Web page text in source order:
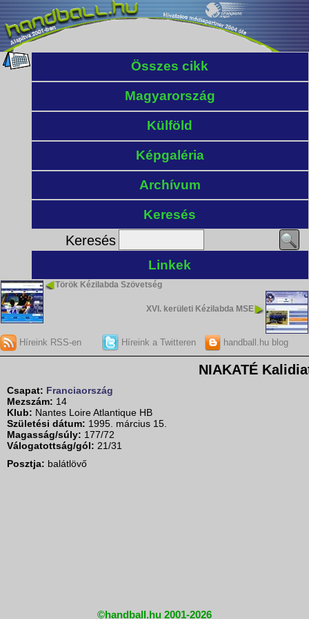
Összes cikk
Magyarország
Külföld
Képgaléria
Archívum
Keresés
Keresés
Linkek
Török Kézilabda Szövetség
XVI. kerületi Kézilabda MSE
Híreink RSS-en Híreink a Twitteren handball.hu blog
NIAKATÉ
Csapat: Franciaország
Mezszám: 14
Klub: Nantes Loire Atlantique HB
Születési dátum: 1995. március 15.
Magasság/súly: 177/72
Válogatottság/gól: 21/31
Posztja: balátlövő
©handball.hu 2001-2026